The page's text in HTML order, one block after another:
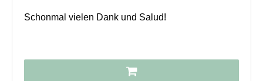
Schonmal vielen Dank und Salud!